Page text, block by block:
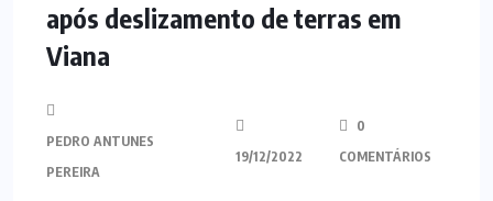
após deslizamento de terras em
Viana
PEDRO ANTUNES
PEREIRA
19/12/2022
0
COMENTÁRIOS